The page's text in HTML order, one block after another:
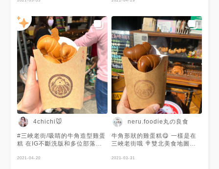
的超有創意的啦！！ 可愛的造
且口味非常多元唷 ～ 鹹的甜的
都有！重點是餡料很豐盛 這次
點的是黑糖麻糬/與你香芋 #黑
糖麻糬 淡淡的黑糖香氣加上Q彈
的口感 外皮烤得非常酥脆 很可
以欸！！ #與你香芋 顧名思義
就是芋泥口味啦❤️ 來自大甲的
芋頭 香氣真的沒再跟你開玩笑
綿密的芋泥 咬下去等我瞬間真
的是瞬間爆開來 超級讚的啦～
～😆 一份有五顆 價格偏貴 不過
真的好吃！ 有來三峽 一定要買
份吃吃看😍 店家也會不定時推
出季節限定口味～ - 🔺黑糖麻糬
$60 🔺與你香芋 $65 🚩【真本
家｜三峽】 🏠：新北市三峽區
長福街2號正對面 ⏰：11:00-
🚷：禮拜二休息 #15吃貨 #15
4chichi🐭
#三峽老街/吸睛的牛角造型雞蛋
糕 在IG不斷洗版和多位部落客
間 今天終於吃到 拉絲乳酪要趁
2021-04-20
neru.foodie丸の良食
牛角形狀的雞蛋糕😋 一樣是在
三峽老街哦 🍭雙北美食地圖正
https://goo.gl/maps/
2021-03-31